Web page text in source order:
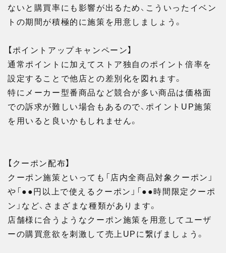
ないと購買率にも影響が出るため、こういったイベン
トの期間が積極的に施策を用意しましょう。
【ポイントアップキャンペーン】
通常ポイントに加えてストア独自のポイント倍率を
設定することで他店との差別化を図れます。
特にメーカー型番商品など競合が多い商品は価格面
での訴求が難しい場合もあるので、ポイントUP施策
を用いると良いかもしれません。
【クーポン配布】
クーポン施策といっても「店内全商品対象クーポン」
や「●●円以上で使えるクーポン」「●●時間限定クーポ
ン」など、さまざまな種類があります。
店舗様に合うようなクーポン施策を用意してユーザ
ーの購買意欲を刺激して売上UPに繋げましょう。